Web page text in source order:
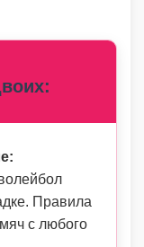
Правила
с любого